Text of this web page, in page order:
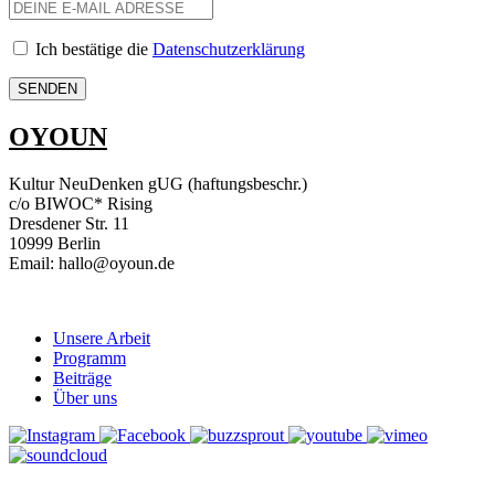
Ich bestätige die Datenschutzerklärung
OYOUN
Kultur NeuDenken gUG (haftungsbeschr.)
c/o BIWOC* Rising
Dresdener Str. 11
10999 Berlin
Email: hallo@oyoun.de
Unsere Arbeit
Programm
Beiträge
Über uns